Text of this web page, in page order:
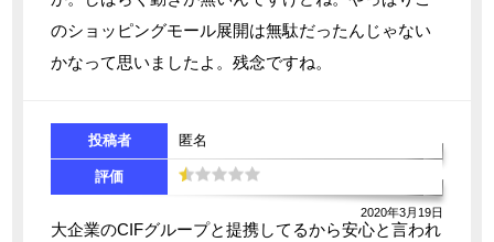
のショッピングモール展開は無駄だったんじゃない
かなって思いましたよ。残念ですね。
投稿者 匿名
評価
2020年3月19日
大企業のCIFグループと提携してるから安心と言われ